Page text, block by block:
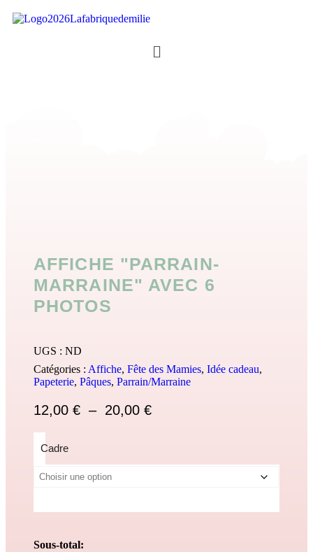
AFFICHE "PARRAIN-
MARRAINE" AVEC 6
PHOTOS
UGS : ND
Catégories : Affiche, Fête des Mamies, Idée cadeau,
Papeterie, Pâques, Parrain/Marraine
12,00 € – 20,00 €
Cadre
Sous-total: